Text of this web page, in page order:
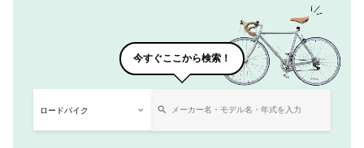
今すぐここから検索！